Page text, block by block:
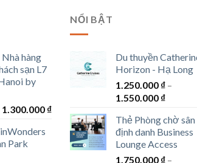
hàng
sạn L7
by
1.300.000 ₫Khoảng
300.000 ₫
Park
NỔI BẬT
Du thuyền
Horizon - Hạ Long
1.250.000 ₫ –
1.550.000 ₫Khoảng
từ
đến
Thẻ Phòng chờ
định danh Business
Lounge Access
1.750.000 ₫ –